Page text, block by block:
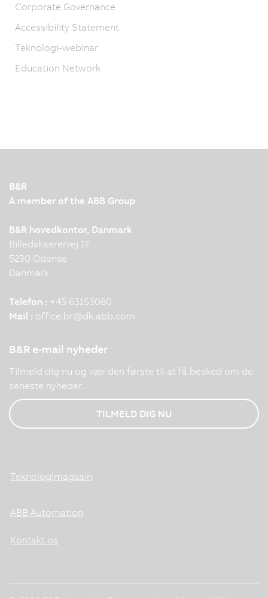
Corporate Governance
Accessibility Statement
Teknologi-webinar
Education Network
B&R
A member of the ABB Group
B&R hovedkontor, Danmark
Billedskaerervej 17
5230 Odense
Danmark
Telefon : +45 63153080
Mail : office.br@dk.abb.com
B&R e-mail nyheder
Tilmeld dig nu og vær den første til at få besked om de
seneste nyheder.
TILMELD DIG NU
Teknologimagasin
ABB Automation
Kontakt os